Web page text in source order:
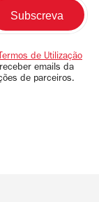
de Utilização
emails da
de parceiros.